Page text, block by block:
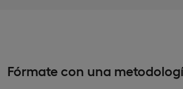
Fórmate con una